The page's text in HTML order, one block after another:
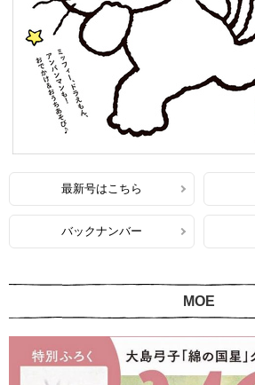
最新号はこちら
バックナンバー
MOE